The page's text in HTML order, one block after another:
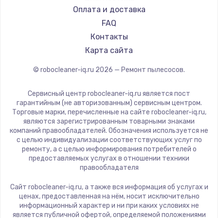
1600 руб.
Заказать
Ремонт разъема питания
880 руб.
Замена видеочипа
2745 руб.
Заказать
Замена северного моста
Заказать
DEXP
Haier
Pioneer
Electrolux
Scarlett
Kyvol
Eigen
Honor
Qyron
Doffler
Hisense
Bosch
Elitech
STIHL
Оплата и доставка
FAQ
Контакты
Карта сайта
© robocleaner-iq.ru 2026 — Ремонт пылесосов.
Сервисный центр robocleaner-iq.ru является пост
гарантийным (не авторизованным) сервисным центром.
Торговые марки, перечисленные на сайте robocleaner-iq.ru,
являются зарегистрированным товарными знаками
компаний правообладателей. Обозначения используется не
с целью индивидуализации соответствующих услуг по
ремонту, а с целью информирования потребителей о
предоставляемых услугах в отношении техники
правообладателя
Сайт robocleaner-iq.ru, а также вся информация об услугах и
ценах, предоставленная на нём, носит исключительно
информационный характер и ни при каких условиях не
является публичной офертой, определяемой положениями